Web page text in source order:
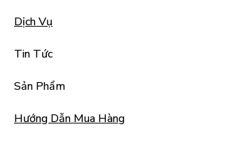
Dịch Vụ
Tin Tức
Sản Phẩm
Hướng Dẫn Mua Hàng